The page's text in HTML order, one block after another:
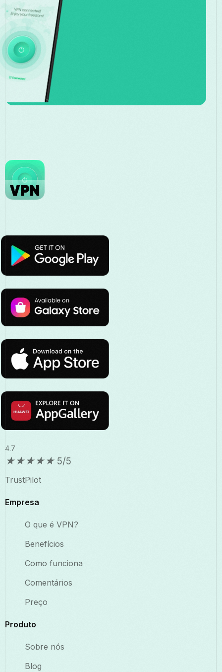
4.7
★★★★★ 5/5
TrustPilot
Empresa
O que é VPN?
Benefícios
Como funciona
Comentários
Preço
Produto
Sobre nós
Blog